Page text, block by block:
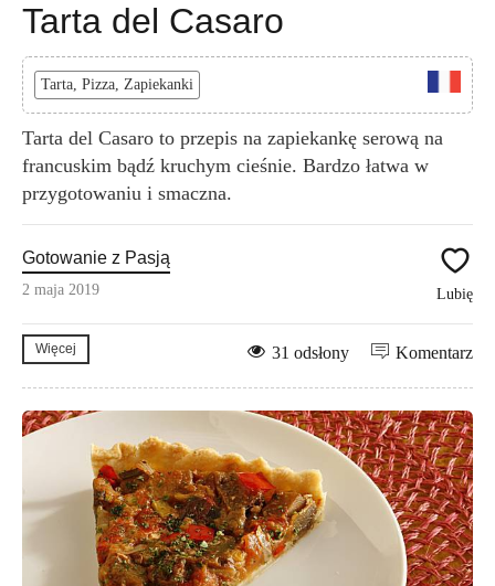
Tarta del Casaro
Tarta, Pizza, Zapiekanki
Tarta del Casaro to przepis na zapiekankę serową na
francuskim bądź kruchym cieśnie. Bardzo łatwa w
przygotowaniu i smaczna.
Gotowanie z Pasją
2 maja 2019 Lubię
Więcej Komentarz
31 odsłony